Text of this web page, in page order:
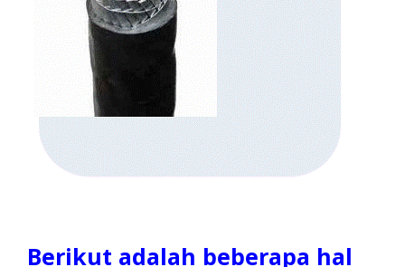
Berikut adalah beberapa hal